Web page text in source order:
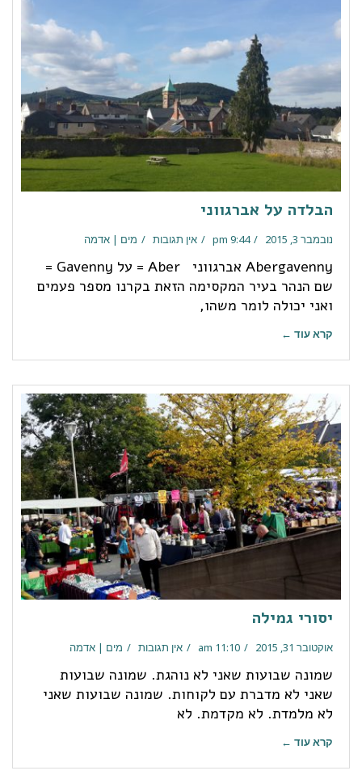
הבלדה על אברגווני
נובמבר 3, 2015 9:44 pm אין תגובות מים | אדמה
Abergavenny אברגווני Aber = על Gavenny =
שם הנהר בעיר המקסימה הזאת בקרנו מספר פעמים
ואני יכולה לומר משהו,
קרא עוד ←
יסורי גמילה
אוקטובר 31, 2015 11:10 am אין תגובות מים | אדמה
שמונה שבועות שאני לא נוהגת. שמונה שבועות
שאני לא מדברת עם לקוחות. שמונה שבועות שאני
לא מלמדת. לא מקדמת. לא
קרא עוד ←